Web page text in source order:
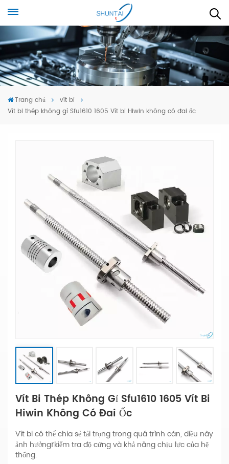
Trang chủ
vít bi
Vít bi thép không gỉ Sfu1610 1605 Vít bi Hiwin không có đai ốc
Vít Bi Thép Không Gỉ Sfu1610 1605 Vít Bi
Hiwin Không Có Đai Ốc
Vít bi có thể chia sẻ tải trọng trong quá trình cán, điều này
ảnh hưởngrkiểm tra độ cứng và khả năng chịu lực của hệ
thống.